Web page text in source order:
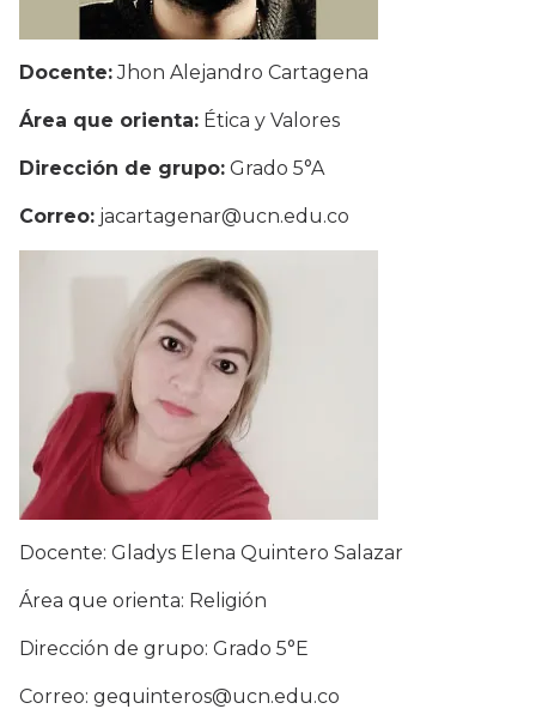
Docente:Jhon Alejandro Cartagena
Área que orienta: Ética y Valores
Dirección de grupo: Grado 5°A
Correo: jacartagenar@ucn.edu.co
Docente: Gladys Elena Quintero Salazar
Área que orienta: Religión
Dirección de grupo: Grado 5°E
Correo: gequinteros@ucn.edu.co